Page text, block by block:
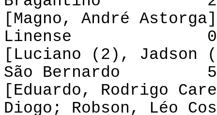
[Magno, André Astorga]
Linense 0-4
[Luciano (2), Jadson
São Bernardo
[Eduardo, Rodrigo
Diogo; Robson, Léo